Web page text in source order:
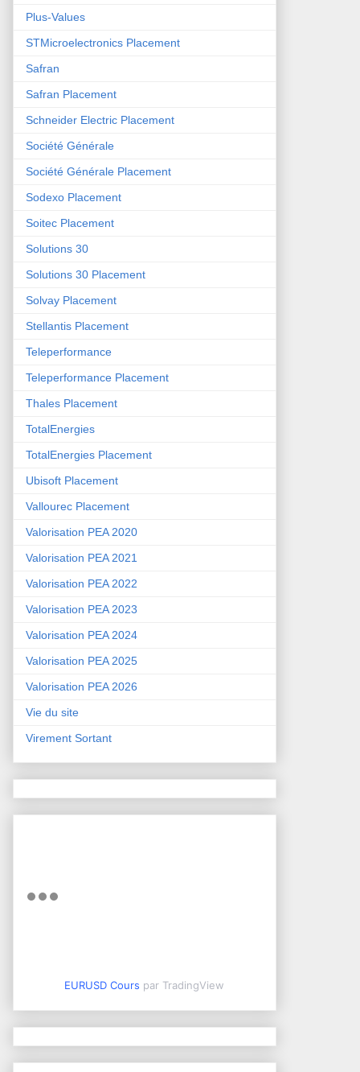
Plus-Values
STMicroelectronics Placement
Safran
Safran Placement
Schneider Electric Placement
Société Générale
Société Générale Placement
Sodexo Placement
Soitec Placement
Solutions 30
Solutions 30 Placement
Solvay Placement
Stellantis Placement
Teleperformance
Teleperformance Placement
Thales Placement
TotalEnergies
TotalEnergies Placement
Ubisoft Placement
Vallourec Placement
Valorisation PEA 2020
Valorisation PEA 2021
Valorisation PEA 2022
Valorisation PEA 2023
Valorisation PEA 2024
Valorisation PEA 2025
Valorisation PEA 2026
Vie du site
Virement Sortant
EURUSD Cours par TradingView